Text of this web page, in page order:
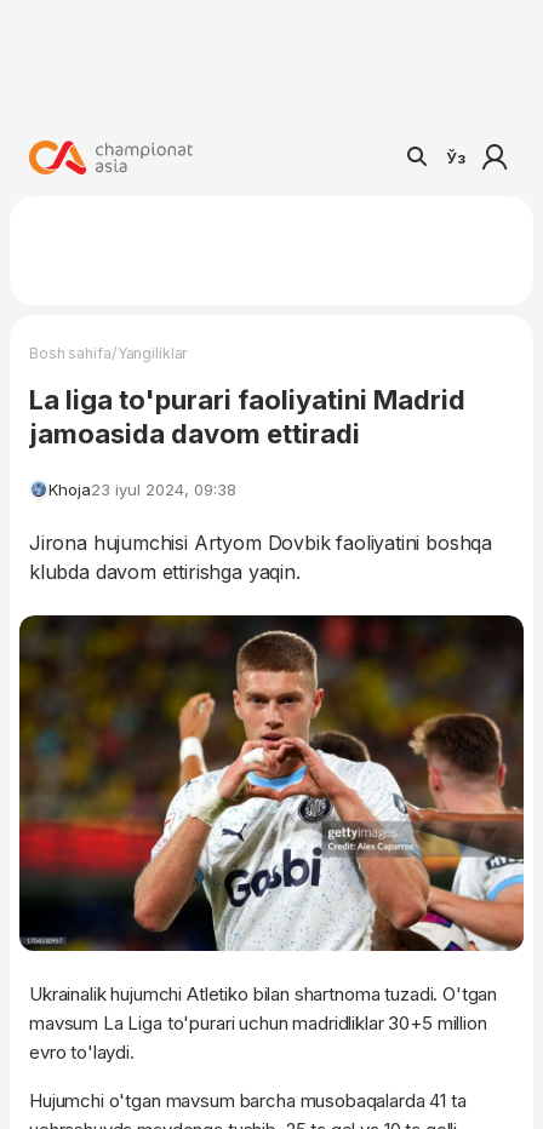
Ўз
Bosh sahifa/Yangiliklar
La liga to'purari faoliyatini Madrid
jamoasida davom ettiradi
Khoja23 iyul 2024, 09:38
Jirona hujumchisi Artyom Dovbik faoliyatini boshqa
klubda davom ettirishga yaqin.
Ukrainalik hujumchi Atletiko bilan shartnoma tuzadi. O'tgan
mavsum La Liga to'purari uchun madridliklar 30+5 million
evro to'laydi.
Hujumchi o'tgan mavsum barcha musobaqalarda 41 ta